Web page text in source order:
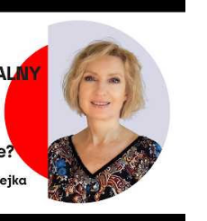
inaczej – czy przechodząc na
trzeba się liczyć z tym, że
sumowało w
– uspokaja Agata Radosh,
Zdrowego Stylu Życia – Sięgnij
chcemy nauczyć się podstaw
możemy spisywać to, co
ma to wartość od...